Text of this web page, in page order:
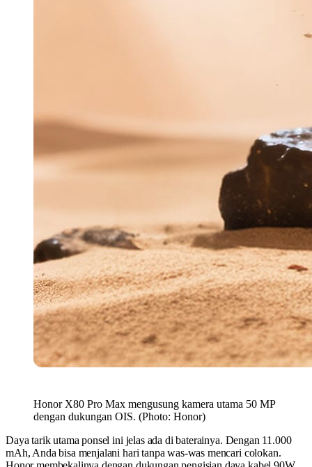
Honor X80 Pro Max mengusung kamera utama 50 MP
dengan dukungan OIS. (Photo: Honor)
Daya tarik utama ponsel ini jelas ada di baterainya. Dengan 11.000
mAh, Anda bisa menjalani hari tanpa was-was mencari colokan.